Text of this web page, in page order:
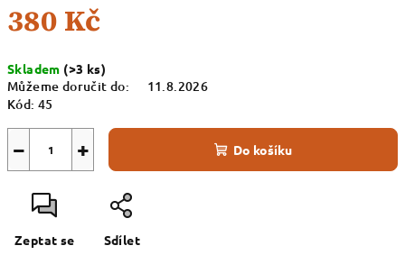
380 Kč
cena:
Skladem (>3 ks)
Můžeme doručit do:
11.8.2026
Kód: 45
+
− Do košíku
Zeptat se Sdílet